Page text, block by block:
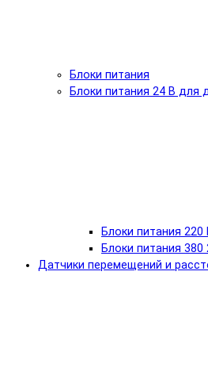
Блоки питания
Блоки питания 24 В для
Блоки питания
Блоки питания
Датчики перемещений и